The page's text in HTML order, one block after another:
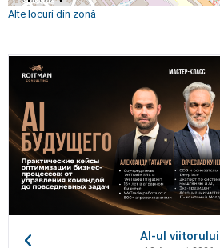
Alte locuri din zonă
AI-ul viitorului